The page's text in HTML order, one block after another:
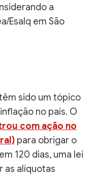
a
Esalq em São
sido um tópico
no país. O
com ação no
para obrigar o
120 dias, uma lei
as alíquotas